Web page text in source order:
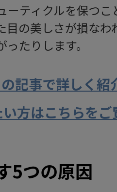
ティクルを保つこ
の美しさが損な
たりします。
記事で詳しく紹
方はこちらを
5つの原因